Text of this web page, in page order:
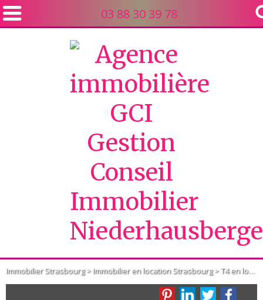
03 88 30 39 78
Immobilier Strasbourg > Immobilier en location Strasbourg >T4 en location Strasbourg